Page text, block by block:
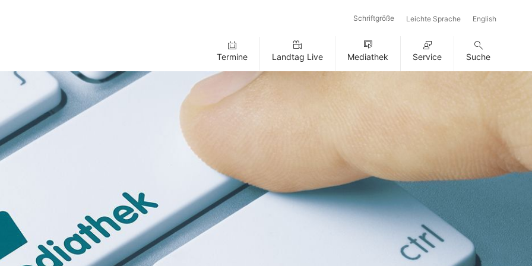
Schriftgröße Leichte Sprache English
Termine Landtag Live Mediathek Service Suche